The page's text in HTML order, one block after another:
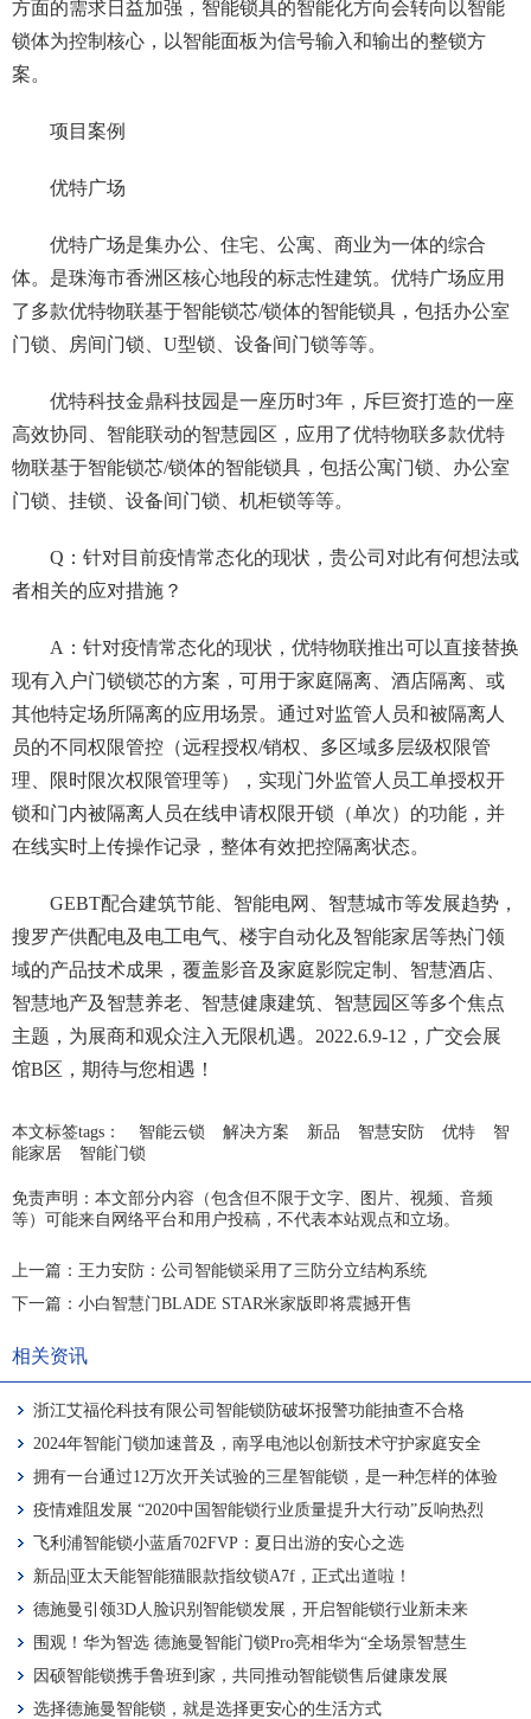
方面的需求日益加强，智能锁具的智能化方向会转向以智能
锁体为控制核心，以智能面板为信号输入和输出的整锁方
案。
项目案例
优特广场
优特广场是集办公、住宅、公寓、商业为一体的综合
体。是珠海市香洲区核心地段的标志性建筑。优特广场应用
了多款优特物联基于智能锁芯/锁体的智能锁具，包括办公室
门锁、房间门锁、U型锁、设备间门锁等等。
优特科技金鼎科技园是一座历时3年，斥巨资打造的一座
高效协同、智能联动的智慧园区，应用了优特物联多款优特
物联基于智能锁芯/锁体的智能锁具，包括公寓门锁、办公室
门锁、挂锁、设备间门锁、机柜锁等等。
Q：针对目前疫情常态化的现状，贵公司对此有何想法或
者相关的应对措施？
A：针对疫情常态化的现状，优特物联推出可以直接替换
现有入户门锁锁芯的方案，可用于家庭隔离、酒店隔离、或
其他特定场所隔离的应用场景。通过对监管人员和被隔离人
员的不同权限管控（远程授权/销权、多区域多层级权限管
理、限时限次权限管理等），实现门外监管人员工单授权开
锁和门内被隔离人员在线申请权限开锁（单次）的功能，并
在线实时上传操作记录，整体有效把控隔离状态。
GEBT配合建筑节能、智能电网、智慧城市等发展趋势，
搜罗产供配电及电工电气、楼宇自动化及智能家居等热门领
域的产品技术成果，覆盖影音及家庭影院定制、智慧酒店、
智慧地产及智慧养老、智慧健康建筑、智慧园区等多个焦点
主题，为展商和观众注入无限机遇。2022.6.9-12，广交会展
馆B区，期待与您相遇！
本文标签tags： 智能云锁 解决方案 新品 智慧安防 优特
智
能家居
智能门锁
免责声明：本文部分内容（包含但不限于文字、图片、视频、音频
等）可能来自网络平台和用户投稿，不代表本站观点和立场。
上一篇： 王力安防：公司智能锁采用了三防分立结构系统
下一篇： 小白智慧门BLADE STAR米家版即将震撼开售
相关资讯
浙江艾福伦科技有限公司智能锁防破坏报警功能抽查不合格
2024年智能门锁加速普及，南孚电池以创新技术守护家庭安全
拥有一台通过12万次开关试验的三星智能锁，是一种怎样的体验
疫情难阻发展 “2020中国智能锁行业质量提升大行动”反响热烈
飞利浦智能锁小蓝盾702FVP：夏日出游的安心之选
新品|亚太天能智能猫眼款指纹锁A7f，正式出道啦！
德施曼引领3D人脸识别智能锁发展，开启智能锁行业新未来
围观！华为智选 德施曼智能门锁Pro亮相华为“全场景智慧生
活”新品发布会
因硕智能锁携手鲁班到家，共同推动智能锁售后健康发展
选择德施曼智能锁，就是选择更安心的生活方式